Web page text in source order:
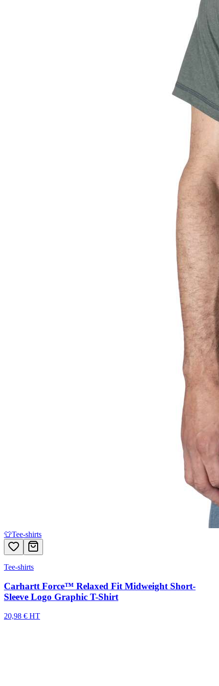
👕Tee-shirts
Tee-shirts
Carhartt Force™ Relaxed Fit Midweight Short-
Sleeve Logo Graphic T-Shirt
20,98 € HT